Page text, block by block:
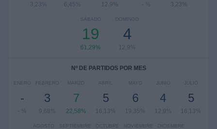
3,23% 6,45% 12,9% - % 3,23%
SÁBADO
19
61,29%
DOMINGO
4
12,9%
Nº DE PARTIDOS POR MES
ENERO
-
- %
FEBRERO
3
9,68%
MARZO
7
22,58%
ABRIL
5
16,13%
MAYO
6
19,35%
JUNIO
4
12,9%
JULIO
5
16,13%
AGOSTO SEPTIEMBRE OCTUBRE NOVIEMBRE DICIEMBRE